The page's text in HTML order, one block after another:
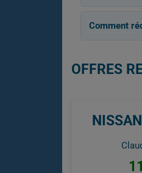
Comment
OFFRES